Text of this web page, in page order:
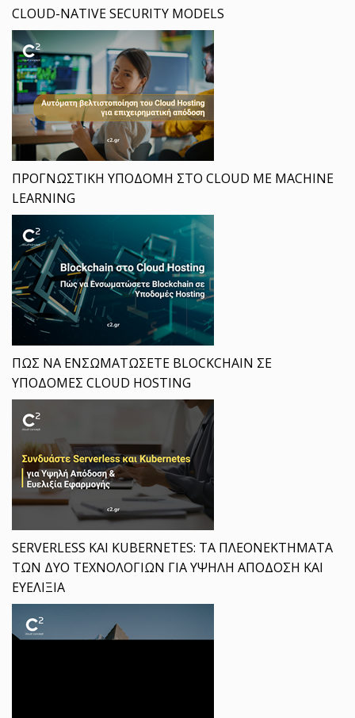
CLOUD-NATIVE SECURITY MODELS
ΠΡΟΓΝΩΣΤΙΚΗ ΥΠΟΔΟΜΗ ΣΤΟ CLOUD ΜΕ MACHINE
LEARNING
ΠΩΣ ΝΑ ΕΝΣΩΜΑΤΩΣΕΤΕ BLOCKCHAIN ΣΕ
ΥΠΟΔΟΜΕΣ CLOUD HOSTING
SERVERLESS ΚΑΙ KUBERNETES: ΤΑ ΠΛΕΟΝΕΚΤΗΜΑΤΑ
ΤΩΝ ΔΥΟ ΤΕΧΝΟΛΟΓΙΩΝ ΓΙΑ ΥΨΗΛΗ ΑΠΟΔΟΣΗ ΚΑΙ
ΕΥΕΛΙΞΙΑ